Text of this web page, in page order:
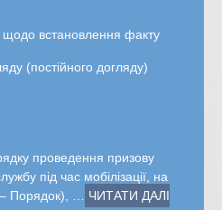
щодо встановлення факту
(постійного догляду)
проведення призову
під час мобілізації, на
Порядок), …
ЧИТАТИ ДАЛІ